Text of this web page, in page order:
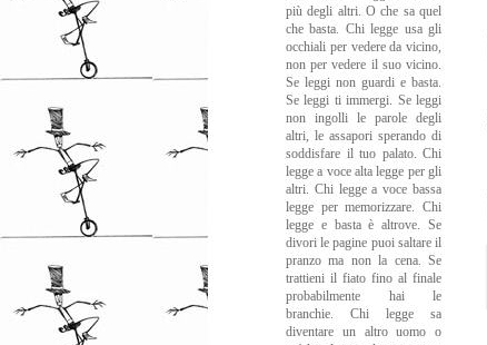
più degli altri. O che sa quel
che basta. Chi legge usa gli
occhiali per vedere da vicino,
non per vedere il suo vicino.
Se leggi non guardi e basta.
Se leggi ti immergi. Se leggi
non ingolli le parole degli
altri, le assapori sperando di
soddisfare il tuo palato. Chi
legge a voce alta legge per gli
altri. Chi legge a voce bassa
legge per memorizzare. Chi
legge e basta è altrove. Se
divori le pagine puoi saltare il
pranzo ma non la cena. Se
trattieni il fiato fino al finale
probabilmente hai le
branchie. Chi legge sa
diventare un altro uomo o